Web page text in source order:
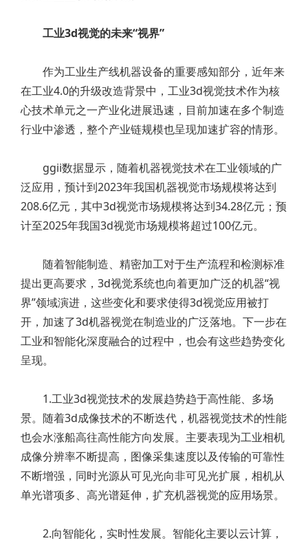
工业3d视觉的未来“视界”
作为工业生产线机器设备的重要感知部分，近年来
在工业4.0的升级改造背景中，工业3d视觉技术作为核
心技术单元之一产业化进展迅速，目前加速在多个制造
行业中渗透，整个产业链规模也呈现加速扩容的情形。
ggii数据显示，随着机器视觉技术在工业领域的广
泛应用，预计到2023年我国机器视觉市场规模将达到
208.6亿元，其中3d视觉市场规模将达到34.28亿元；预
计至2025年我国3d视觉市场规模将超过100亿元。
随着智能制造、精密加工对于生产流程和检测标准
提出更高要求，3d视觉系统也向着更加广泛的机器“视
界”领域演进，这些变化和要求使得3d视觉应用被打
开，加速了3d机器视觉在制造业的广泛落地。下一步在
工业和智能化深度融合的过程中，也会有这些趋势变化
呈现。
1.工业3d视觉技术的发展趋势趋于高性能、多场
景。随着3d成像技术的不断迭代，机器视觉技术的性能
也会水涨船高往高性能方向发展。主要表现为工业相机
成像分辨率不断提高，图像采集速度以及传输的可靠性
不断增强，同时光源从可见光向非可见光扩展，相机从
单光谱项多、高光谱延伸，扩充机器视觉的应用场景。
2.向智能化，实时性发展。智能化主要以云计算，